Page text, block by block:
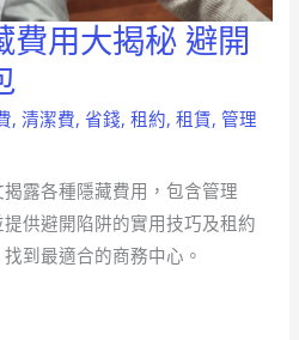
費用大揭秘 避開
,清潔費,省錢,租約,租賃,管理
露各種隱藏費用，包含管理
供避開陷阱的實用技巧及租約
到最適合的商務中心。